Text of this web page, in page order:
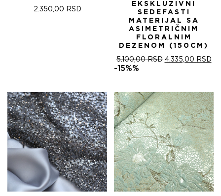
2.350,00 RSD
EKSKLUZIVNI
SEDEFASTI
MATERIJAL SA
ASIMETRIČNIM
FLORALNIM
DEZENOM (150CM)
5.100,00RSD ОРИГИНАЛНА
5.100,00 RSD.
4.335,00 RSD
-15%%